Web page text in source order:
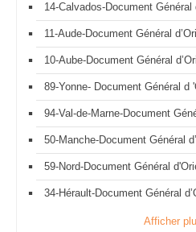
14-Calvados-Document Général
11-Aude-Document Général
10-Aube-Document Général
89-Yonne- Document Général d
94-Val-de-Marne-Document
50-Manche-Document Général
59-Nord-Document Général
34-Hérault-Document Général
Afficher